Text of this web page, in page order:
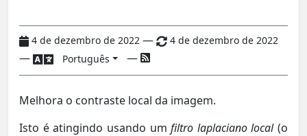
4 de dezembro de 2022 — 4 de dezembro de 2022
— Português —
Melhora o contraste local da imagem.
Isto é atingindo usando umfiltro laplaciano local(o